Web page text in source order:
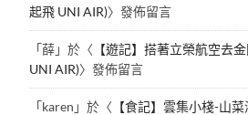
起飛 UNI AIR)〉發佈留言
「薛」於〈 【遊記】搭著立榮航空去
UNI AIR)〉發佈留言
「karen 」於〈 【食記】雲集小棧-山